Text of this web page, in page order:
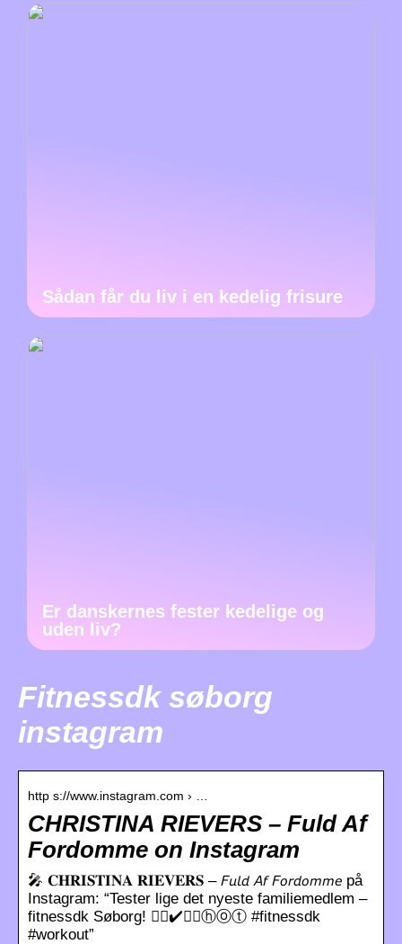
Sådan får du liv i en kedelig frisure
Er danskernes fester kedelige og
uden liv?
Fitnessdk søborg
instagram
http s://www.instagram.com › …
CHRISTINA RIEVERS – Fuld Af
Fordomme on Instagram
🎤 𝐂𝐇𝐑𝐈𝐒𝐓𝐈𝐍𝐀 𝐑𝐈𝐄𝐕𝐄𝐑𝐒 – 𝘍𝘶𝘭𝘥 𝘈𝘧 𝘍𝘰𝘳𝘥𝘰𝘮𝘮𝘦 på
Instagram: “Tester lige det nyeste familiemedlem –
fitnessdk Søborg! 👍🏼✔️☝🏻️ⓗⓞⓣ #fitnessdk
#workout”